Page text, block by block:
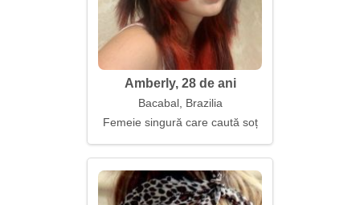
Amberly, 28 de ani
Bacabal, Brazilia
Femeie singură care caută soț